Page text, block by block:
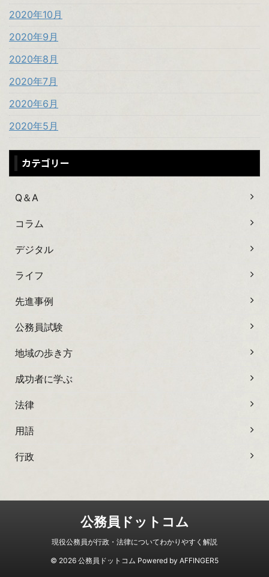
2020年10月
2020年9月
2020年8月
2020年7月
2020年6月
2020年5月
カテゴリー
Q＆A
コラム
デジタル
ライフ
先進事例
公務員試験
地域の歩き方
成功者に学ぶ
法律
用語
行政
公務員ドットコム
現役公務員が行政・法律についてわかりやすく解説
© 2026 公務員ドットコム Powered by AFFINGER5